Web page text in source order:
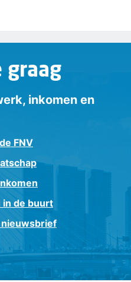
graag
inkomen en
FNV
in de buurt
nieuwsbrief